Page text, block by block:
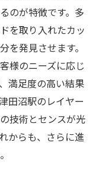
のが特徴です。多
を取り入れたカッ
を発見させます。
様のニーズに応じ
満足度の高い結果
田沼駅のレイヤー
技術とセンスが光
からも、さらに進